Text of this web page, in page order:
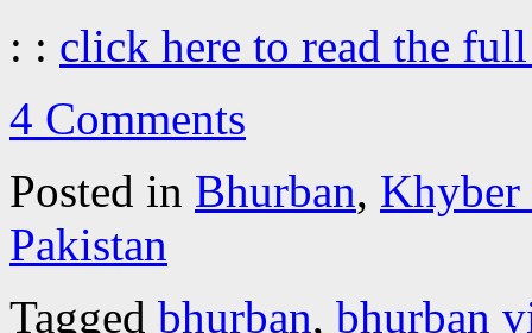
: : click here to read the
4 Comments
Posted in Bhurban, Khyber
Pakistan
Tagged bhurban, bhurban